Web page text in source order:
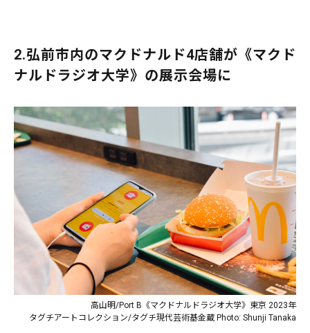
2.弘前市内のマクドナルド4店舗が《マクド
ナルドラジオ大学》の展示会場に
高山明/Port B《マクドナルドラジオ大学》東京 2023年
タグチアートコレクション/タグチ現代芸術基金蔵 Photo: Shunji Tanaka